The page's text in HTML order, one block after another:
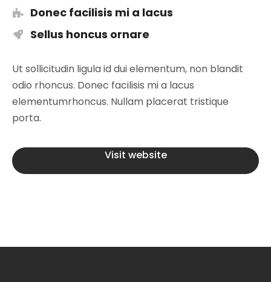
Donec facilisis mi a lacus
Sellus honcus ornare
Ut sollicitudin ligula id dui elementum, non blandit
odio rhoncus. Donec facilisis mi a lacus
elementumrhoncus. Nullam placerat tristique
porta.
Visit website